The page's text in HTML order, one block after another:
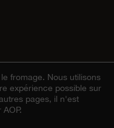
fromage. Nous utilisons
expérience possible sur
pages, il n'est